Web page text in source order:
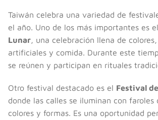
Taiwán celebra una variedad de
el año. Uno de los más importantes es el
Lunar, una celebración llena de
artificiales y comida. Durante este
se reúnen y participan en rituales
Otro festival destacado es el Festival
donde las calles se iluminan con faroles
colores y formas. Es una oportunidad